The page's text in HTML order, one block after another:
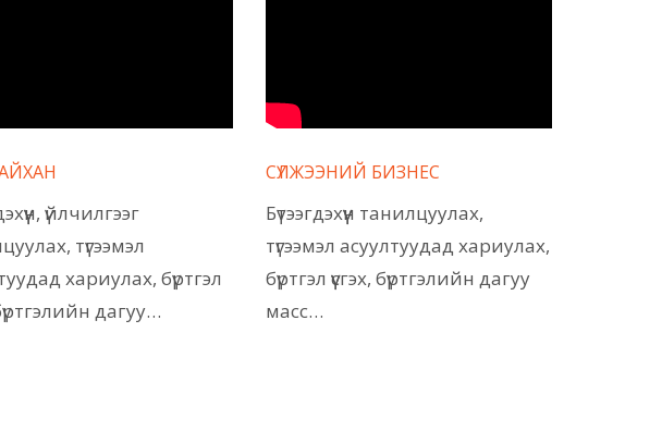
үйлчилгээг
түгээмэл
хариулах, бүртгэл
бүртгэлийн дагуу…
СҮЛЖЭЭНИЙ БИЗНЕС
Бүтээгдэхүүн танилцуулах,
түгээмэл асуултуудад хариулах,
бүртгэл үүсгэх, бүртгэлийн дагуу
масс…